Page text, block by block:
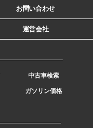
お問い合わせ
運営会社
中古車検索
ガソリン価格